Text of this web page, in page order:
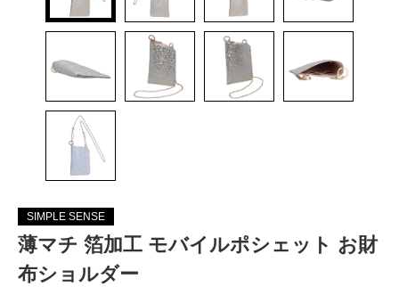
SIMPLE SENSE
薄マチ 箔加工 モバイルポシェット お財
布ショルダー